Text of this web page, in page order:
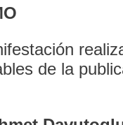
de la